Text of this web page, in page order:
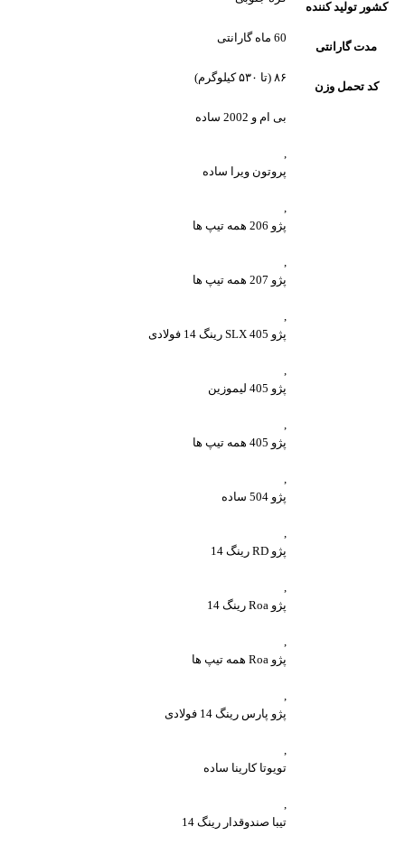
کشور تولید کننده
مدت گارانتی
60 ماه گارانتی
کد تحمل وزن
۸۶ (تا ۵۳۰ کیلوگرم)
بی ام و 2002 ساده
,
پروتون ویرا ساده
,
پژو 206 همه تیپ ها
,
پژو 207 همه تیپ ها
,
پژو 405 SLX رینگ 14 فولادی
,
پژو 405 لیموزین
,
پژو 405 همه تیپ ها
,
پژو 504 ساده
,
پژو RD رینگ 14
,
پژو Roa رینگ 14
,
پژو Roa همه تیپ ها
,
پژو پارس رینگ 14 فولادی
,
تویوتا کارینا ساده
,
تیبا صندوقدار رینگ 14